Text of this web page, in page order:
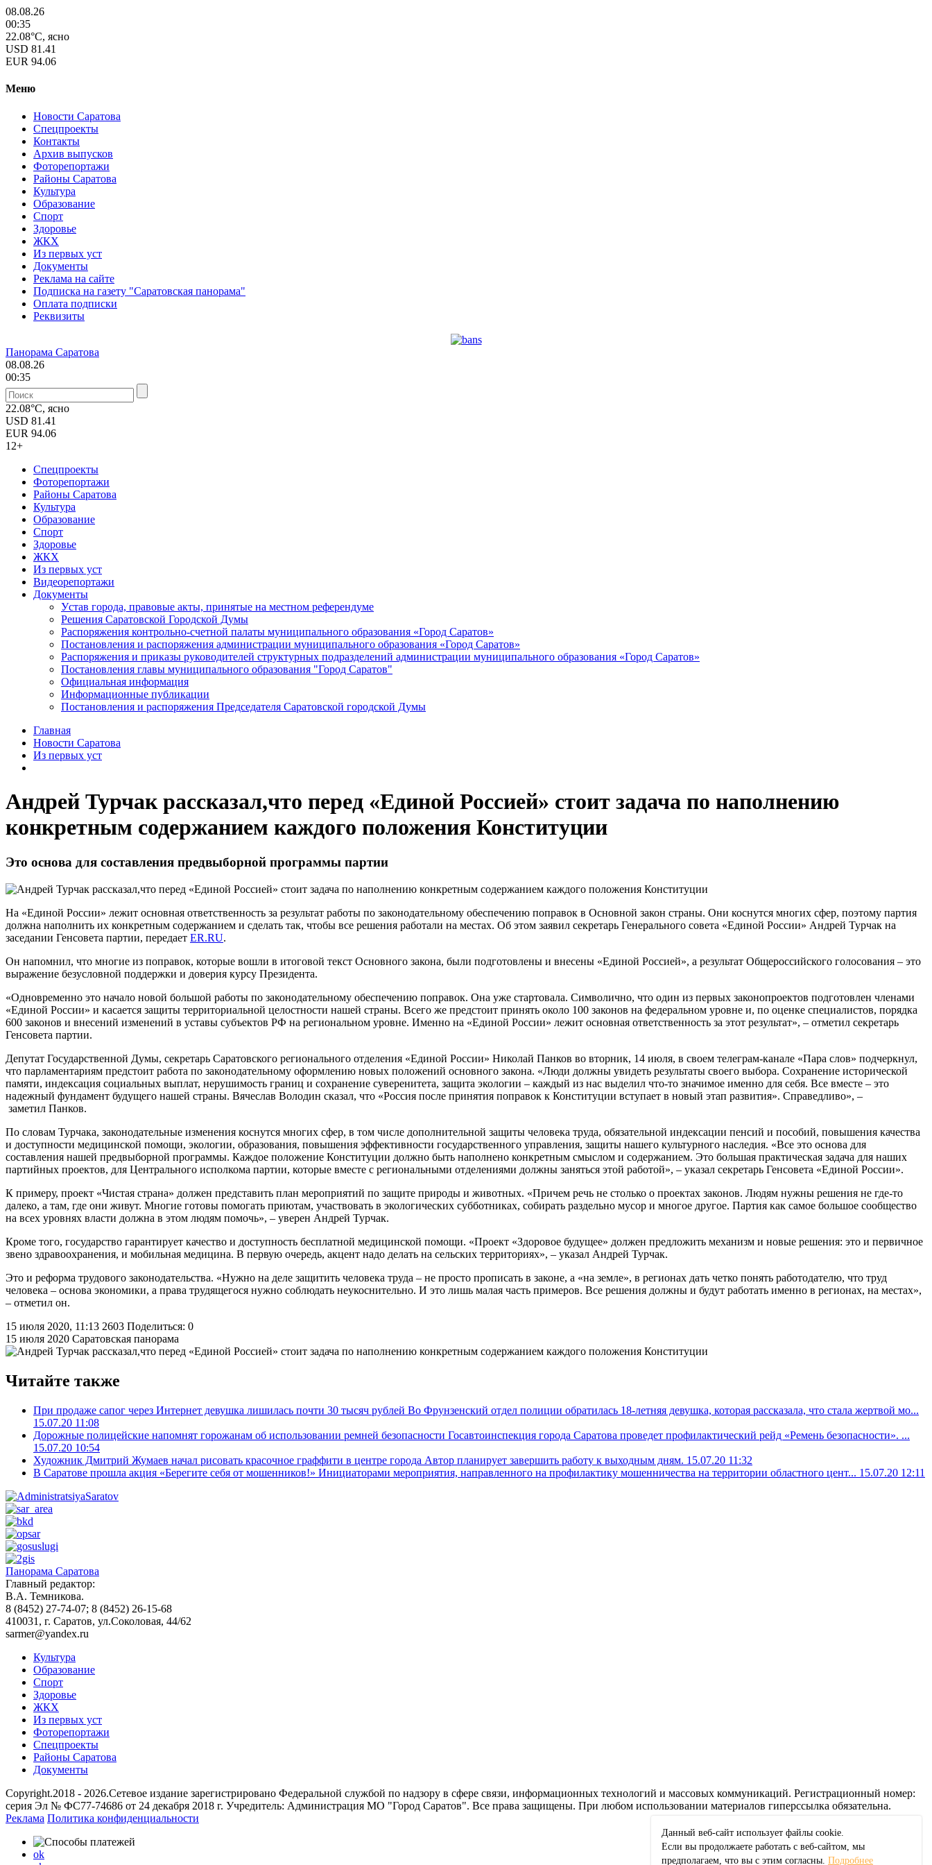
08.08.26
00:35
22.08°C, ясно
USD 81.41
EUR 94.06
Меню
Новости Саратова
Спецпроекты
Контакты
Архив выпусков
Фоторепортажи
Районы Саратова
Культура
Образование
Спорт
Здоровье
ЖКХ
Из пеpвых уст
Документы
Реклама на сайте
Подписка на газету "Саратовская панорама"
Оплата подписки
Реквизиты
Панорама Саратова
08.08.26
00:35
22.08°C, ясно
USD 81.41
EUR 94.06
12+
Спецпроекты
Фоторепортажи
Районы Саратова
Культура
Образование
Спорт
Здоровье
ЖКХ
Из пеpвых уст
Видеорепортажи
Документы
Уcтав города, правовые акты, принятые на местном референдуме
Решения Саратовской Городской Думы
Распоряжения контрольно-счетной палаты муниципального образования «Город Саратов»
Постановления и распоряжения администрации муниципального образования «Город Саратов»
Распоряжения и приказы руководителей структурных подразделений администрации муниципального образования «Город Саратов»
Постановления главы муниципального образования "Город Саратов"
Официальная информация
Информационные публикации
Постановления и распоряжения Председателя Саратовской городской Думы
Главная
Новости Саратова
Из пеpвых уст
Андрей Турчак рассказал,что перед «Единой Россией» стоит задача по наполнению
конкретным содержанием каждого положения Конституции
Это основа для составления предвыборной программы партии
На «Единой России» лежит основная ответственность за результат работы по законодательному обеспечению поправок в Основной закон страны. Они коснутся многих сфер, поэтому партия
должна наполнить их конкретным содержанием и сделать так, чтобы все решения работали на местах. Об этом заявил секретарь Генерального совета «Единой России» Андрей Турчак на
заседании Генсовета партии, передает ER.RU.
Он напомнил, что многие из поправок, которые вошли в итоговой текст Основного закона, были подготовлены и внесены «Единой Россией», а результат Общероссийского голосования – это
выражение безусловной поддержки и доверия курсу Президента.
«Одновременно это начало новой большой работы по законодательному обеспечению поправок. Она уже стартовала. Символично, что один из первых законопроектов подготовлен членами
«Единой России» и касается защиты территориальной целостности нашей страны. Всего же предстоит принять около 100 законов на федеральном уровне и, по оценке специалистов, порядка
600 законов и внесений изменений в уставы субъектов РФ на региональном уровне. Именно на «Единой России» лежит основная ответственность за этот результат», – отметил секретарь
Генсовета партии.
Депутат Государственной Думы, секретарь Саратовского регионального отделения «Единой России» Николай Панков во вторник, 14 июля, в своем телеграм-канале «Пара слов» подчеркнул,
что парламентариям предстоит работа по законодательному оформлению новых положений основного закона. «Люди должны увидеть результаты своего выбора. Сохранение исторической
памяти, индексация социальных выплат, нерушимость границ и сохранение суверенитета, защита экологии – каждый из нас выделил что-то значимое именно для себя. Все вместе – это
надежный фундамент будущего нашей страны. Вячеслав Володин сказал, что «Россия после принятия поправок к Конституции вступает в новый этап развития». Справедливо», –
заметил Панков.
По словам Турчака, законодательные изменения коснутся многих сфер, в том числе дополнительной защиты человека труда, обязательной индексации пенсий и пособий, повышения качества
и доступности медицинской помощи, экологии, образования, повышения эффективности государственного управления, защиты нашего культурного наследия. «Все это основа для
составления нашей предвыборной программы. Каждое положение Конституции должно быть наполнено конкретным смыслом и содержанием. Это большая практическая задача для наших
партийных проектов, для Центрального исполкома партии, которые вместе с региональными отделениями должны заняться этой работой», – указал секретарь Генсовета «Единой России».
К примеру, проект «Чистая страна» должен представить план мероприятий по защите природы и животных. «Причем речь не столько о проектах законов. Людям нужны решения не где-то
далеко, а там, где они живут. Многие готовы помогать приютам, участвовать в экологических субботниках, собирать раздельно мусор и многое другое. Партия как самое большое сообщество
на всех уровнях власти должна в этом людям помочь», – уверен Андрей Турчак.
Кроме того, государство гарантирует качество и доступность бесплатной медицинской помощи. «Проект «Здоровое будущее» должен предложить механизм и новые решения: это и первичное
звено здравоохранения, и мобильная медицина. В первую очередь, акцент надо делать на сельских территориях», – указал Андрей Турчак.
Это и реформа трудового законодательства. «Нужно на деле защитить человека труда – не просто прописать в законе, а «на земле», в регионах дать четко понять работодателю, что труд
человека – основа экономики, а права трудящегося нужно соблюдать неукоснительно. И это лишь малая часть примеров. Все решения должны и будут работать именно в регионах, на местах»,
– отметил он.
15 июля 2020, 11:13 2603 Поделиться: 0
15 июля 2020 Саратовская панорама
Читайте также
При продаже сапог через Интернет девушка лишилась почти 30 тысяч рублей Во Фрунзенский отдел полиции обратилась 18-летняя девушка, которая рассказала, что стала жертвой мо...
15.07.20 11:08
Дорожные полицейские напомнят горожанам об использовании ремней безопасности Госавтоинспекция города Саратова проведет профилактический рейд «Ремень безопасности». ...
15.07.20 10:54
Художник Дмитрий Жумаев начал рисовать красочное граффити в центре города Автор планирует завершить работу к выходным дням. 15.07.20 11:32
В Саратове прошла акция «Берегите себя от мошенников!» Инициаторами мероприятия, направленного на профилактику мошенничества на территории областного цент... 15.07.20 12:11
Панорама Саратова
Главный редактор:
В.А. Темникова.
8 (8452) 27-74-07; 8 (8452) 26-15-68
410031, г. Саратов, ул.Соколовая, 44/62
sarmer@yandex.ru
Культура
Образование
Спорт
Здоровье
ЖКХ
Из пеpвых уст
Фоторепортажи
Спецпроекты
Районы Саратова
Документы
Copyright.2018 - 2026.Сетевое издание зарегистрировано Федеральной службой по надзору в сфере связи, информационных технологий и массовых коммуникаций. Регистрационный номер:
серия Эл № ФС77-74686 от 24 декабря 2018 г. Учредитель: Администрация МО "Город Саратов". Все права защищены. При любом использовании материалов гиперссылка обязательна.
Реклама Политика конфиденциальности
ok
Данный веб-сайт использует файлы сookie.
Если вы продолжаете работать с веб-сайтом, мы
предполагаем, что вы с этим согласны. Подробнее